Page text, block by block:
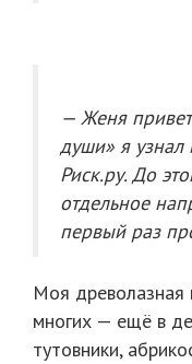
— Женя
души» я узнал
Риск.ру. До
отдельное
первый раз
Моя древолазная
многих — ещё в
тутовники,